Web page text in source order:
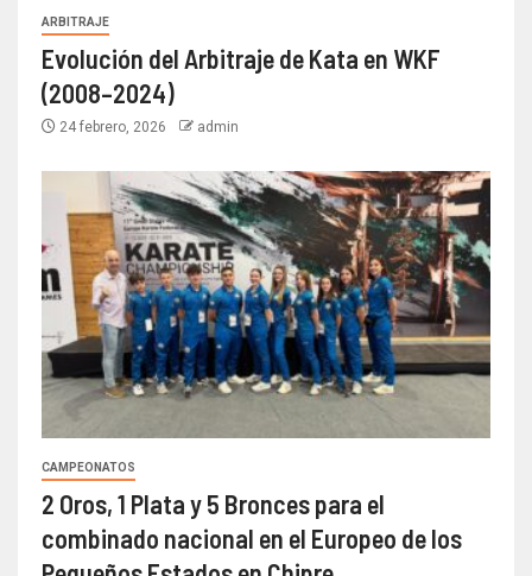
ARBITRAJE
Evolución del Arbitraje de Kata en WKF
(2008–2024)
24 febrero, 2026 admin
CAMPEONATOS
2 Oros, 1 Plata y 5 Bronces para el
combinado nacional en el Europeo de los